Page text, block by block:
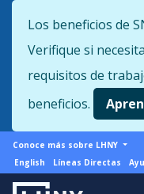
Los beneficios de
Verifique si
requisitos de
beneficios.
More
from
LHNY
Conoce más sobre LHNY
Support
menu
English Líneas Directas